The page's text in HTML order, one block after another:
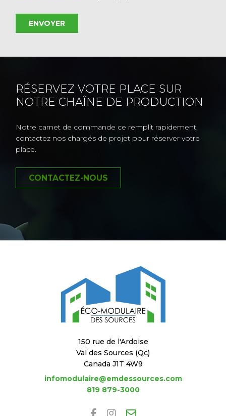
RÉSERVEZ VOTRE PLACE SUR
NOTRE CHAÎNE DE PRODUCTION
Notre carnet de commande ce remplit rapidement,
contactez nos chargés de projet pour réserver votre
place.
CONTACTEZ-NOUS
150 rue de l'Ardoise
Val des Sources (Qc)
Canada J1T 4W9
infomodulaire@emdessources.com
819 879-3000